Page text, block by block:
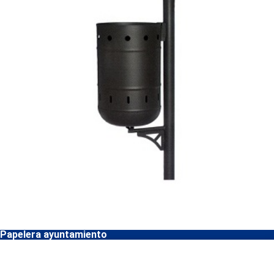
Papelera ayuntamiento